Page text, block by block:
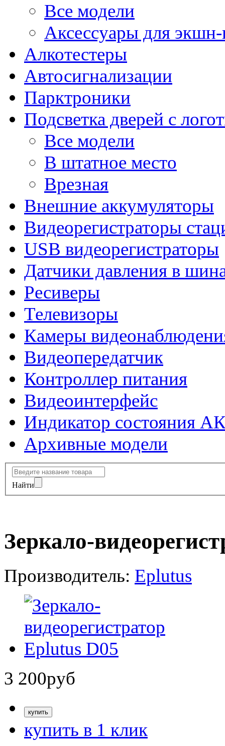
Все модели
Аксессуары для
Алкотестеры
Автосигнализации
Парктроники
Подсветка дверей с
Все модели
В штатное место
Врезная
Внешние аккумуляторы
Видеорегистраторы
USB видеорегистраторы
Датчики давления в
Ресиверы
Телевизоры
Камеры
Видеопередатчик
Контроллер питания
Видеоинтерфейс
Индикатор состояния
Архивные модели
Найти
Зеркало-
Производитель: Eplutus
3 200руб
купить в 1 клик